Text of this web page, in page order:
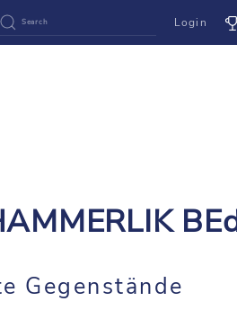
Login
Gegenstände